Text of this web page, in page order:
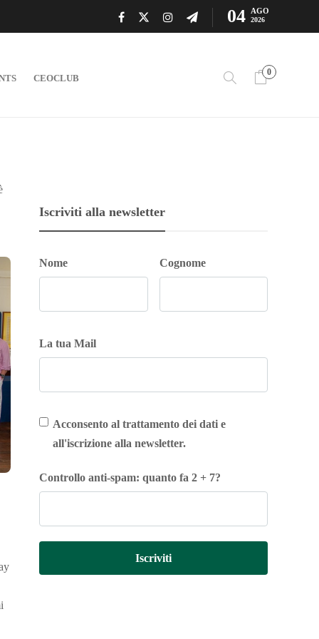
04 AGO
2026
CEOCLUB
0
Iscriviti alla newsletter
Nome Cognome
La tua Mail
Acconsento al trattamento dei dati e
all'iscrizione alla newsletter.
Controllo anti-spam: quanto fa 2 + 7?
Iscriviti